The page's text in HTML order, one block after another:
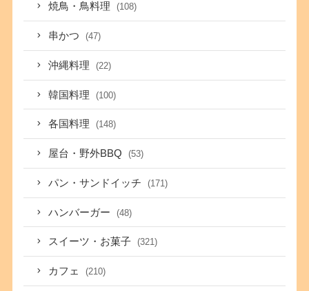
焼鳥・鳥料理 (108)
串かつ (47)
沖縄料理 (22)
韓国料理 (100)
各国料理 (148)
屋台・野外BBQ (53)
パン・サンドイッチ (171)
ハンバーガー (48)
スイーツ・お菓子 (321)
カフェ (210)